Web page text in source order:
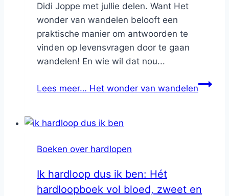
Didi Joppe met jullie delen. Want Het
wonder van wandelen belooft een
praktische manier om antwoorden te
vinden op levensvragen door te gaan
wandelen! En wie wil dat nou...
Lees meer… Het wonder van wandelen
Boeken over hardlopen
Ik hardloop dus ik ben: Hét
hardloopboek vol bloed, zweet en